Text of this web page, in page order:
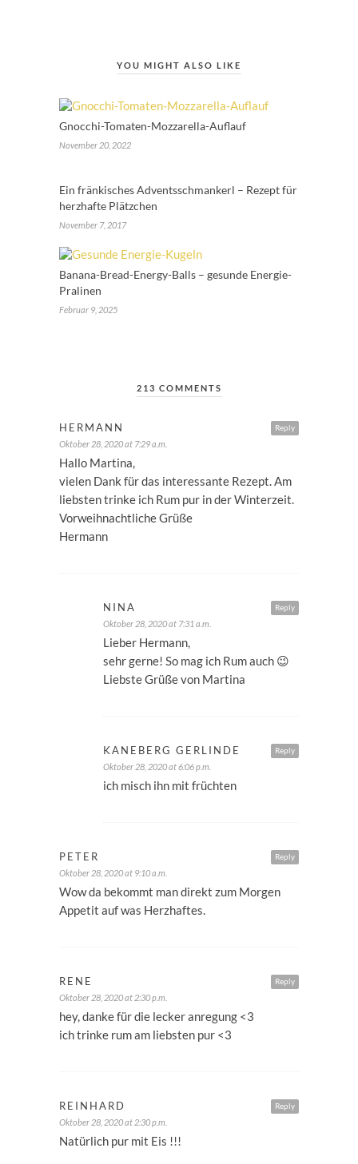
YOU MIGHT ALSO LIKE
Gnocchi-Tomaten-Mozzarella-Auflauf
November 20, 2022
Ein fränkisches Adventsschmankerl – Rezept für
herzhafte Plätzchen
November 7, 2017
Banana-Bread-Energy-Balls – gesunde Energie-
Pralinen
Februar 9, 2025
213 COMMENTS
Reply
HERMANN
Oktober 28, 2020 at 7:29 a.m.
Hallo Martina,
vielen Dank für das interessante Rezept. Am
liebsten trinke ich Rum pur in der Winterzeit.
Vorweihnachtliche Grüße
Hermann
Reply
NINA
Oktober 28, 2020 at 7:31 a.m.
Lieber Hermann,
sehr gerne! So mag ich Rum auch 😉
Liebste Grüße von Martina
Reply
KANEBERG GERLINDE
Oktober 28, 2020 at 6:06 p.m.
ich misch ihn mit früchten
Reply
PETER
Oktober 28, 2020 at 9:10 a.m.
Wow da bekommt man direkt zum Morgen
Appetit auf was Herzhaftes.
Reply
RENE
Oktober 28, 2020 at 2:30 p.m.
hey, danke für die lecker anregung <3
ich trinke rum am liebsten pur <3
Reply
REINHARD
Oktober 28, 2020 at 2:30 p.m.
Natürlich pur mit Eis !!!